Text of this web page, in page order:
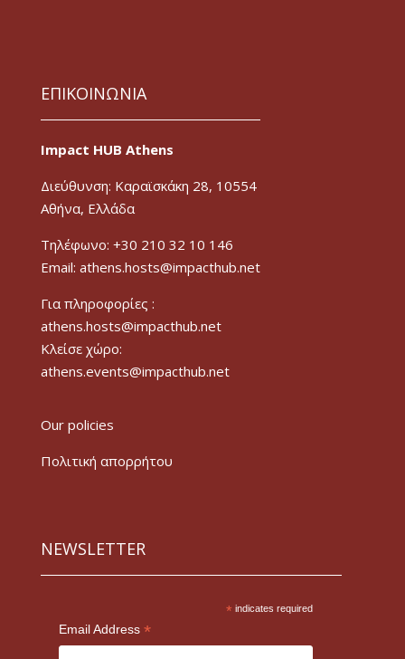
ΕΠΙΚΟΙΝΩΝΙΑ
Impact HUB Athens
Διεύθυνση: Καραϊσκάκη 28, 10554
Αθήνα, Ελλάδα
Τηλέφωνο: +30 210 32 10 146
Email: athens.hosts@impacthub.net
Για πληροφορίες :
athens.hosts@impacthub.net
Κλείσε χώρο:
athens.events@impacthub.net
Our policies
Πολιτική απορρήτου
NEWSLETTER
* indicates required
Email Address *